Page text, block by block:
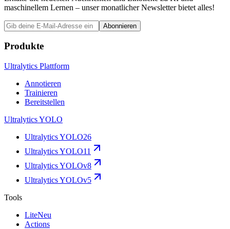
maschinellem Lernen – unser monatlicher Newsletter bietet alles!
Abonnieren
Produkte
Ultralytics Plattform
Annotieren
Trainieren
Bereitstellen
Ultralytics YOLO
Ultralytics YOLO26
Ultralytics YOLO11
Ultralytics YOLOv8
Ultralytics YOLOv5
Tools
LiteNeu
Actions